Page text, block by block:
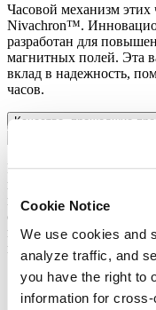
Cookie Notice
We use cookies and
analyze traffic, and
you have the right to
information for
Часовой механизм
Nivachron™.
разработан для
магнитных полей. Эта
вклад в надежность,
часов.
Качества, прошедшие
Ремешки NATO,
превратились в объект
неспроста. Они
обладают неброской
гарантируют
идеально дополняют
Пружина
Качества,